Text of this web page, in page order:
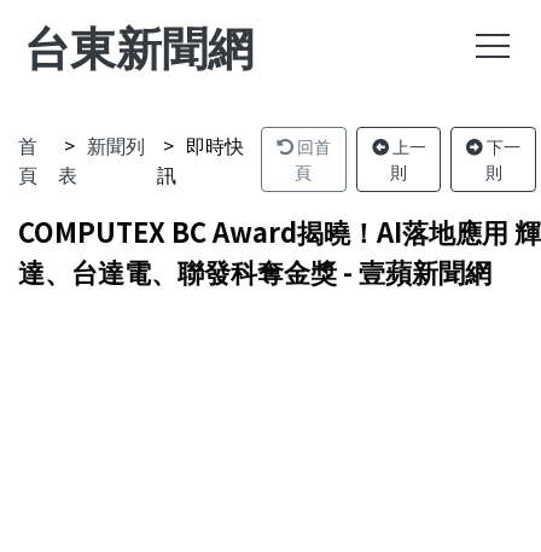
台東新聞網
首
頁
新聞列
表
即時快
訊
回首
頁
上一
則
下一
則
COMPUTEX BC Award揭曉！AI落地應用 輝
達、台達電、聯發科奪金獎 - 壹蘋新聞網